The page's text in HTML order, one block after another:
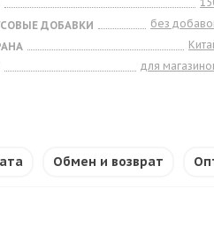
ДОБАВКИ
без
для
Обмен и возврат